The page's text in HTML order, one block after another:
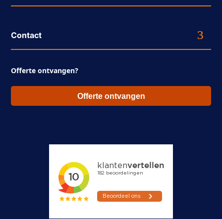
Contact
Offerte ontvangen?
Offerte ontvangen